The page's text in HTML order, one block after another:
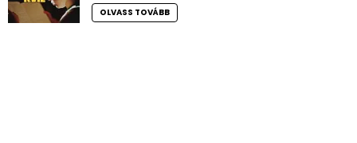
OLVASS TOVÁBB